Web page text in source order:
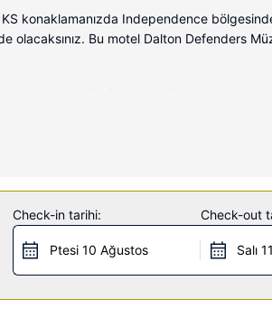
konaklamanızda Independence
olacaksınız. Bu motel Dalton Defenders
kombinasyonu, derin küvetler ve ücretsiz
self servis kahvaltı servisi yapılmaktadır.
Check-in tarihi:
Ptesi 10 Ağustos
Check-out
Salı